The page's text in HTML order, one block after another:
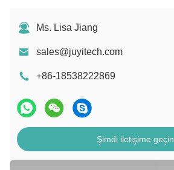
Ms. Lisa Jiang
sales@juyitech.com
+86-18538222869
Şimdi iletişime geçin